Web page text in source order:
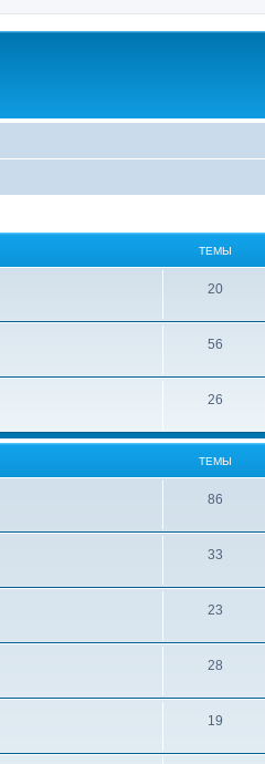
ТЕМЫ
20
56
26
ТЕМЫ
86
33
23
28
19